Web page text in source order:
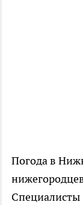
Погода в
Специалисты